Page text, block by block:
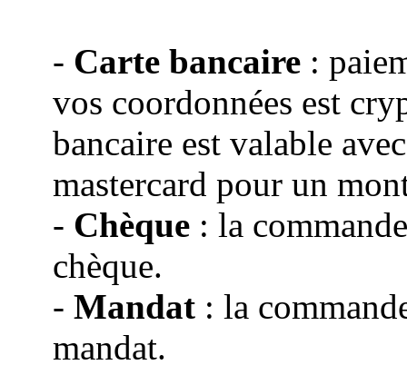
- Carte bancaire :
vos coordonnées est
bancaire est valable
mastercard pour un
- Chèque : la
chèque.
- Mandat : la
mandat.